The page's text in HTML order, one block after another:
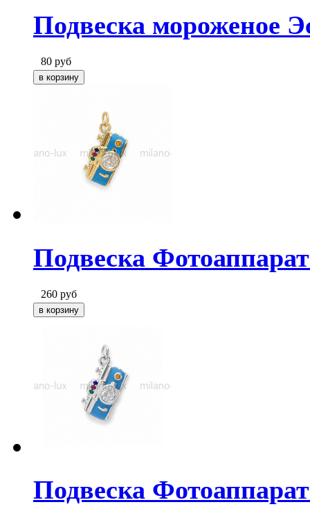
Подвеска мороженое
80 руб
Подвеска
260 руб
Подвеска